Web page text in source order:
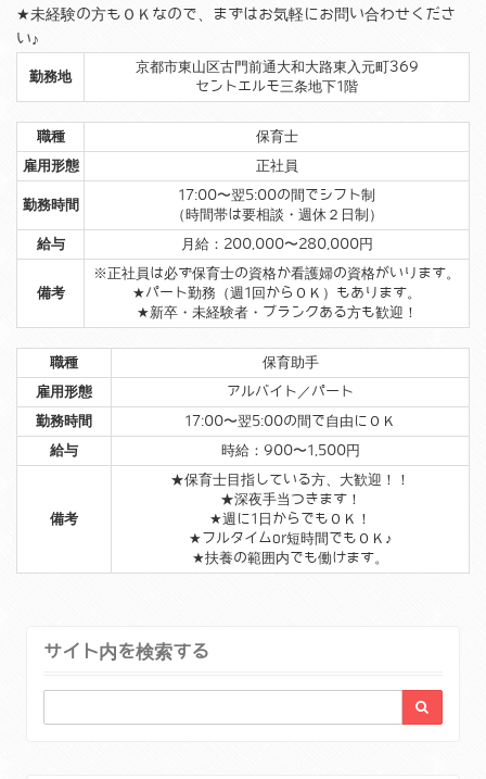
★未経験の方もＯＫなので、まずはお気軽にお問い合わせくださ
い♪
勤務地
京都市東山区古門前通大和大路東入元町369
セントエルモ三条地下1階
職種
保育士
雇用形態
正社員
勤務時間
17:00〜翌5:00の間でシフト制
（時間帯は要相談・週休２日制）
給与
月給：200,000〜280,000円
備考
※正社員は必ず保育士の資格か看護婦の資格がいります。
★パート勤務（週1回からＯＫ）もあります。
★新卒・未経験者・ブランクある方も歓迎！
職種
保育助手
雇用形態
アルバイト／パート
勤務時間
17:00〜翌5:00の間で自由にＯＫ
給与
時給：900〜1,500円
備考
★保育士目指している方、大歓迎！！
★深夜手当つきます！
★週に1日からでもＯＫ！
★フルタイムor短時間でもＯＫ♪
★扶養の範囲内でも働けます。
サイト内を検索する